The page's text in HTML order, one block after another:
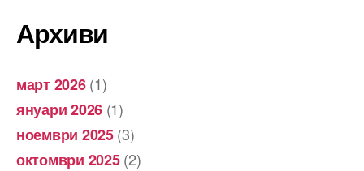
Архиви
март 2026(1)
януари 2026 (1)
ноември 2025(3)
октомври 2025(2)